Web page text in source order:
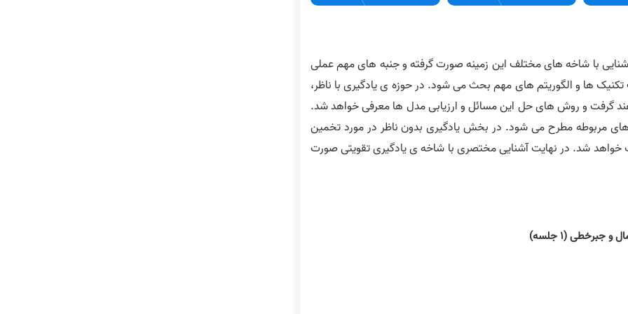
با شاخه های مختلف این زمینه صورت گرفته و جنبه های مهم عملی
ها و الگوریتم های مهم بحث می شود. در حوزه ی یادگیری با ناظر،
گرفت و روش های حل این مسائل و ارزیابی مدل ها معرفی خواهد شد.
های مربوطه مطرح می شود. در بخش یادگیری بدون ناظر در مورد تخمین
شد. در نهایت آشنایی مختصری با شاخه ی یادگیری تقویتی صورت
(١ جلسه)